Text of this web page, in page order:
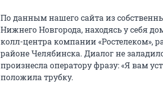
По данным нашего сайта из
Нижнего Новгорода, находясь у себя
колл-центра компании «Ростелеком»,
районе Челябинска. Диалог не
произнесла оператору фразу: «Я вам
положила трубку.